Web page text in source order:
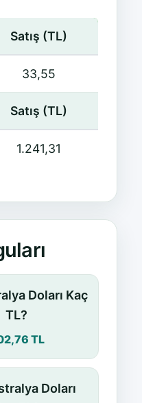
Satış (TL)
33,55
Satış (TL)
1.241,31
Doları Kaç
TL?
TL
Doları